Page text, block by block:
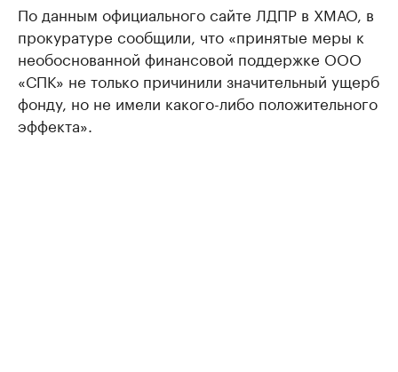
По данным официального сайте ЛДПР в ХМАО, в
прокуратуре сообщили, что «принятые меры к
необоснованной финансовой поддержке ООО
«СПК» не только причинили значительный ущерб
фонду, но не имели какого-либо положительного
эффекта».